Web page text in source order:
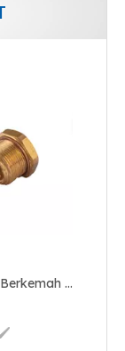
Katup LPG Berkemah Keselamatan Silinder Kompak